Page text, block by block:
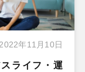
2022年11月10日
ライフ・運